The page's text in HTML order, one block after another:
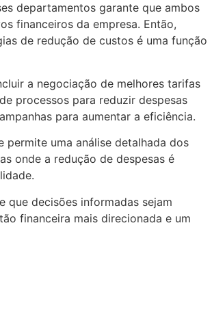
departamentos garante que ambos
financeiros da empresa. Então,
de redução de custos é uma função
a negociação de melhores tarifas
processos para reduzir despesas
para aumentar a eficiência.
uma análise detalhada dos
onde a redução de despesas é
que decisões informadas sejam
financeira mais direcionada e um